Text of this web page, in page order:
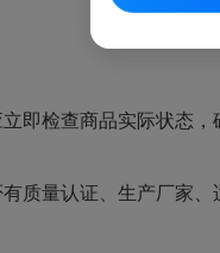
检查商品实际状态，
量认证、生产厂家、